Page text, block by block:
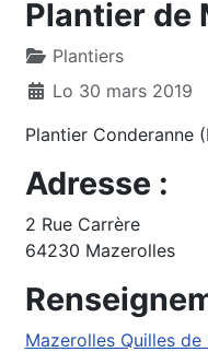
Plantier de
Plantiers
Lo 30 mars 2019
Plantier Conderanne
Adresse :
2 Rue Carrère
64230 Mazerolles
Mazerolles Quilles de